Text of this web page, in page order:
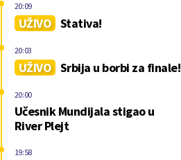
UŽIVO Stativa!
20:09
UŽIVO Srbija u borbi za finale!
20:03
Učesnik Mundijala stigao u
River Plejt
20:00
19:58